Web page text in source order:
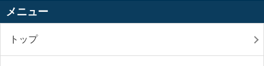
メニュー
トップ